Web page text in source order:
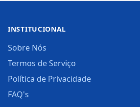
INSTITUCIONAL
Sobre Nós
Termos de Serviço
Política de Privacidade
FAQ's